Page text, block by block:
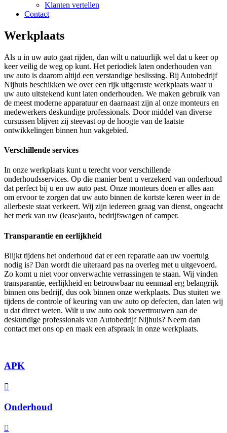
Klanten vertellen
Contact
Werkplaats
Als u in uw auto gaat rijden, dan wilt u natuurlijk wel dat u keer op
keer veilig de weg op kunt. Het periodiek laten onderhouden van
uw auto is daarom altijd een verstandige beslissing. Bij Autobedrijf
Nijhuis beschikken we over een rijk uitgeruste werkplaats waar u
uw auto uitstekend kunt laten onderhouden. We maken gebruik van
de meest moderne apparatuur en daarnaast zijn al onze monteurs en
medewerkers deskundige professionals. Door middel van diverse
cursussen blijven zij steevast op de hoogte van de laatste
ontwikkelingen binnen hun vakgebied.
Verschillende services
In onze werkplaats kunt u terecht voor verschillende
onderhoudsservices. Op die manier bent u verzekerd van onderhoud
dat perfect bij u en uw auto past. Onze monteurs doen er alles aan
om ervoor te zorgen dat uw auto binnen de kortste keren weer in de
allerbeste staat verkeert. Wij zijn iedereen graag van dienst, ongeacht
het merk van uw (lease)auto, bedrijfswagen of camper.
Transparantie en eerlijkheid
Blijkt tijdens het onderhoud dat er een reparatie aan uw voertuig
nodig is? Dan wordt die uiteraard pas na overleg met u uitgevoerd.
Zo komt u niet voor onverwachte verrassingen te staan. Wij vinden
transparantie, eerlijkheid en betrouwbaar nu eenmaal erg belangrijk
binnen ons bedrijf, dus ook binnen onze werkplaats. Dus stuiten we
tijdens de controle of keuring van uw auto op defecten, dan laten wij
u dat direct weten. Wilt u uw auto ook toevertrouwen aan de
deskundige professionals van Autobedrijf Nijhuis? Neem dan
contact met ons op en maak een afspraak in onze werkplaats.
APK
Onderhoud